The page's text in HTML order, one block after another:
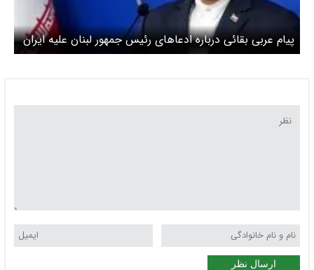
پیام عربی بقائی درباره ادعاهای رئیس جمهور لبنان علیه ایران
ارسال نظر